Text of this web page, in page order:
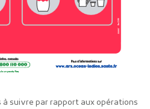
suivre par rapport aux opérations